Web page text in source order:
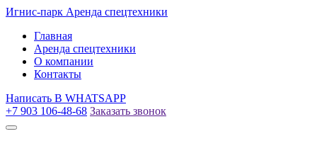
Игнис-парк Аренда спецтехники
Главная
Аренда спецтехники
О компании
Контакты
Написать В WHATSAPP
+7 903 106-48-68 Заказать звонок